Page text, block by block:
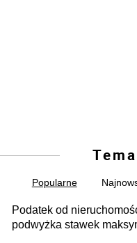
Popularne
Podatek od
podwyżka stawek